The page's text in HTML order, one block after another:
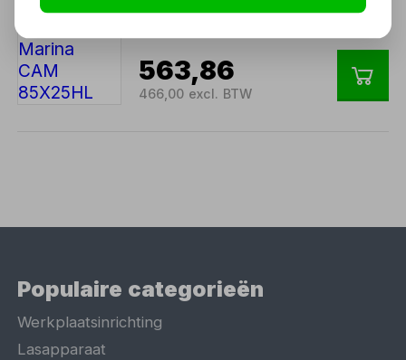
Hydrofoorpomp Marina
563,86
466,00 excl. BTW
Populaire categorieën
Werkplaatsinrichting
Lasapparaat